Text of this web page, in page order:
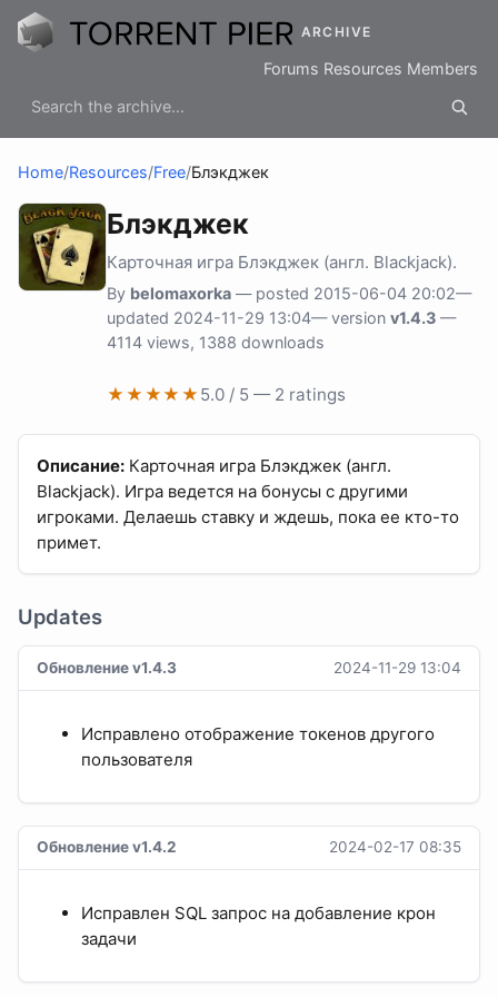
ARCHIVE
Forums Resources Members
Home/Resources/Free/Блэкджек
Блэкджек
Карточная игра Блэкджек (англ. Blackjack).
By belomaxorka — posted 2015-06-04 20:02—
updated 2024-11-29 13:04— version v1.4.3 —
4114 views, 1388 downloads
★★★★★ 5.0 / 5 — 2 ratings
Описание: Карточная игра Блэкджек (англ.
Blackjack). Игра ведется на бонусы с другими
игроками. Делаешь ставку и ждешь, пока ее кто-то
примет.
Updates
Обновление v1.4.3 2024-11-29 13:04
Исправлено отображение токенов другого
пользователя
Обновление v1.4.2 2024-02-17 08:35
Исправлен SQL запрос на добавление крон
задачи